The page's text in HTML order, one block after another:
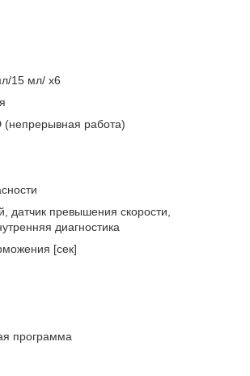
15 мл/ x6
(непрерывная работа)
датчик превышения скорости,
диагностика
[сек]
программа